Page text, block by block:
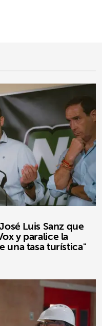
Luis Sanz que
y paralice la
una tasa turística"